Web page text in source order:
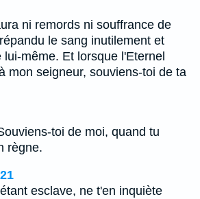
ni remords ni souffrance de
le sang inutilement et
même. Et lorsque l'Eternel
mon seigneur, souviens-toi de ta
toi de moi, quand tu
règne.
esclave, ne t'en inquiète